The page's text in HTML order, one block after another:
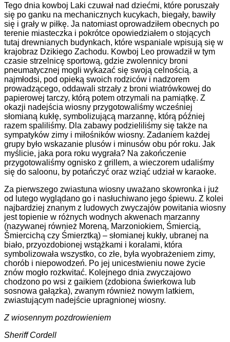
Tego dnia kowboj Laki czuwał nad dziećmi, które poruszały
się po ganku na mechanicznych kucykach, biegały, bawiły
się i grały w piłkę. Ja natomiast oprowadziłem obecnych po
terenie miasteczka i pokrótce opowiedziałem o stojących
tutaj drewnianych budynkach, które wspaniale wpisują się w
krajobraz Dzikiego Zachodu. Kowboj Leo prowadził w tym
czasie strzelnicę sportową, gdzie zwolennicy broni
pneumatycznej mogli wykazać się swoją celnością, a
najmłodsi, pod opieką swoich rodziców i nadzorem
prowadzącego, oddawali strzały z broni wiatrówkowej do
papierowej tarczy, którą potem otrzymali na pamiątkę. Z
okazji nadejścia wiosny przygotowaliśmy wcześniej
słomianą kukłę, symbolizującą marzannę, którą później
razem spaliliśmy. Dla zabawy podzieliliśmy się także na
sympatyków zimy i miłośników wiosny. Zadaniem każdej
grupy było wskazanie plusów i minusów obu pór roku. Jak
myślicie, jaka pora roku wygrała? Na zakończenie
przygotowaliśmy ognisko z grillem, a wieczorem udaliśmy
się do saloonu, by potańczyć oraz wziąć udział w karaoke.
Za pierwszego zwiastuna wiosny uważano skowronka i już
od lutego wyglądano go i nasłuchiwano jego śpiewu. Z kolei
najbardziej znanym z ludowych zwyczajów powitania wiosny
jest topienie w różnych wodnych akwenach marzanny
(nazywanej również Moreną, Marzoniokiem, Śmiercią,
Śmiercichą czy Śmierztką) – słomianej kukły, ubranej na
biało, przyozdobionej wstążkami i koralami, która
symbolizowała wszystko, co złe, była wyobrażeniem zimy,
chorób i niepowodzeń. Po jej unicestwieniu nowe życie
znów mogło rozkwitać. Kolejnego dnia zwyczajowo
chodzono po wsi z gaikiem (zdobiona świerkowa lub
sosnowa gałązka), zwanym również nowym latkiem,
zwiastującym nadejście upragnionej wiosny.
Z wiosennym pozdrowieniem
Sheriff Cordell